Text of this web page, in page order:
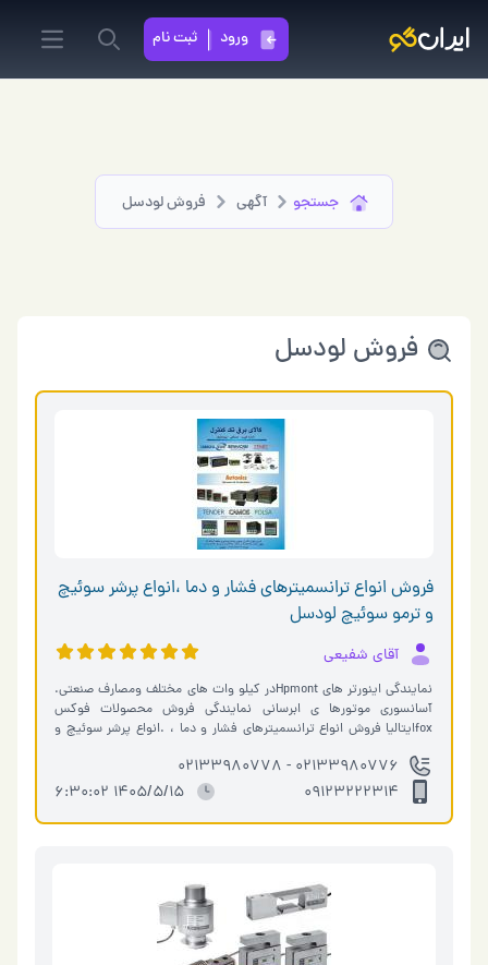
ورود
ثبت نام
menu
جستجو آگهی فروش لودسل
فروش لودسل
فروش انواع ترانسمیترهای فشار و دما ،انواع پرشر سوئیچ
و ترمو سوئیچ لودسل
آقای شفیعی
نمایندگی اینورتر های Hpmontدر کیلو وات های مختلف ومصارف صنعتی.
آسانسوری موتورها ی ابرسانی نمایندگی فروش محصولات فوکس
foxایتالیا فروش انواع ترانسمیترهای فشار و دما ، .انواع پرشر سوئیچ و
02133980776 - 02133980778
09123222314
1405/5/15 6:30:02